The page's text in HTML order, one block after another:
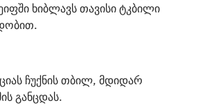
ხიბლავს თავისი ტკბილი
ჩუქნის თბილ, მდიდარ
განცდას.